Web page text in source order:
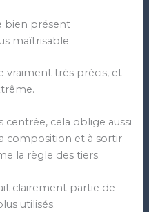
bien présent
maîtrisable
vraiment très précis, et
cela oblige aussi
composition et à sortir
la règle des tiers.
clairement partie de
utilisés.